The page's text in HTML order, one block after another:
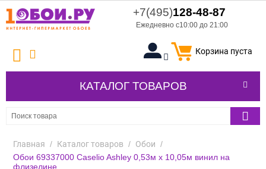
+7(495)128-48-87
Ежедневно с10:00 до 21:00
Корзина пуста
КАТАЛОГ ТОВАРОВ
Главная / Каталог товаров / Обои /
Обои 69337000 Caselio Ashley 0,53м x 10,05м винил на
флизелине